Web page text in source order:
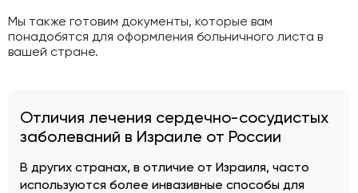
Мы также готовим документы, которые вам
понадобятся для оформления больничного листа в
вашей стране.
Отличия лечения сердечно-сосудистых
заболеваний в Израиле от России
В других странах, в отличие от Израиля, часто
используются более инвазивные способы для